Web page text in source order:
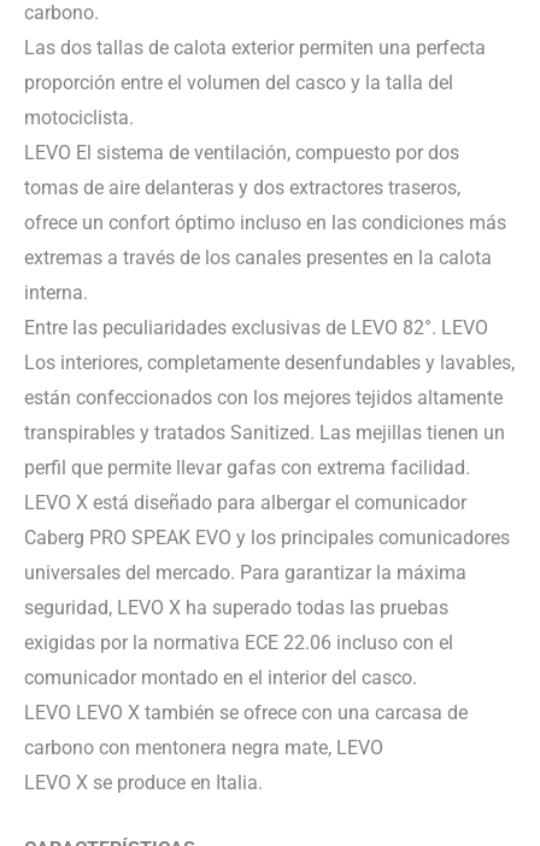
carbono.
Las dos tallas de calota exterior permiten una perfecta
proporción entre el volumen del casco y la talla del
motociclista.
LEVO El sistema de ventilación, compuesto por dos
tomas de aire delanteras y dos extractores traseros,
ofrece un confort óptimo incluso en las condiciones más
extremas a través de los canales presentes en la calota
interna.
Entre las peculiaridades exclusivas de LEVO 82°. LEVO
Los interiores, completamente desenfundables y lavables,
están confeccionados con los mejores tejidos altamente
transpirables y tratados Sanitized. Las mejillas tienen un
perfil que permite llevar gafas con extrema facilidad.
LEVO X está diseñado para albergar el comunicador
Caberg PRO SPEAK EVO y los principales comunicadores
universales del mercado. Para garantizar la máxima
seguridad, LEVO X ha superado todas las pruebas
exigidas por la normativa ECE 22.06 incluso con el
comunicador montado en el interior del casco.
LEVO LEVO X también se ofrece con una carcasa de
carbono con mentonera negra mate, LEVO
LEVO X se produce en Italia.